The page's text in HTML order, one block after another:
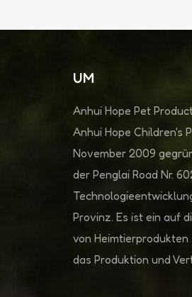
UM
Anhui Hope Pet
Anhui Hope Children's
November 2009
der Penglai Road Nr.
Provinz. Es ist ein auf
von
das Produktion und